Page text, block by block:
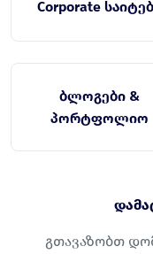
Corporate
ბლოგები &
პორტფოლიო
გთავაზობთ